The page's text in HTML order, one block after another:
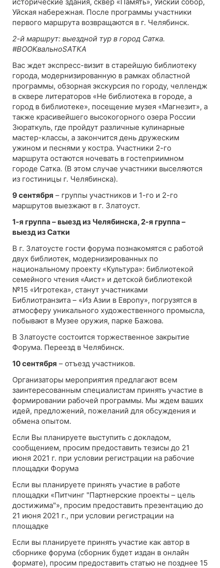
Уйская набережная. После программы участники
первого маршрута возвращаются в г. Челябинск.
2-й маршрут: выездной тур в город Сатка.
#ВООKвальноSATKA
Вас ждет экспресс-визит в старейшую библиотеку
города, модернизированную в рамках областной
программы, обзорная экскурсия по городу, челлендж
в сквере литераторов «Не библиотека в городе, а
город в библиотеке», посещение музея «Магнезит», а
также красивейшего высокогорного озера России
Зюраткуль, где пройдут различные кулинарные
мастер-классы, а закончится день дружеским
ужином и песнями у костра. Участники 2-го
маршрута остаются ночевать в гостеприимном
городе Сатка. (В этом случае участники выселяются
из гостиницы г. Челябинска).
9 сентября – группы участников и 1-го и 2-го
маршрутов выезжают в г. Златоуст.
1-я группа – выезд из Челябинска, 2-я группа –
выезд из Сатки
В г. Златоусте гости форума познакомятся с работой
двух библиотек, модернизированных по
национальному проекту «Культура»: библиотекой
семейного чтения «Аист» и детской библиотекой
№15 «Игротека», станут участниками
Библиотранзита – «Из Азии в Европу», погрузятся в
атмосферу уникального художественного промысла,
побывают в Музее оружия, парке Бажова.
В Златоусте состоится торжественное закрытие
Форума. Переезд в Челябинск.
10 сентября – отъезд участников.
Организаторы мероприятия предлагают всем
заинтересованным специалистам принять участие в
формировании рабочей программы. Мы ждем ваших
идей, предложений, пожеланий для обсуждения и
обмена опытом.
Если Вы планируете выступить с докладом,
сообщением, просим предоставить тезисы до 21
июня 2021 г. при условии регистрации на рабочие
площадки Форума
Если вы планируете принять участие в работе
площадки «Питчинг "Партнерские проекты – цель
достижима"», просим предоставить презентацию до
21 июня 2021 г., при условии регистрации на
площадке
Если вы планируете принять участие как автор в
сборнике форума (сборник будет издан в онлайн
формате), просим предоставить статью не позднее 15